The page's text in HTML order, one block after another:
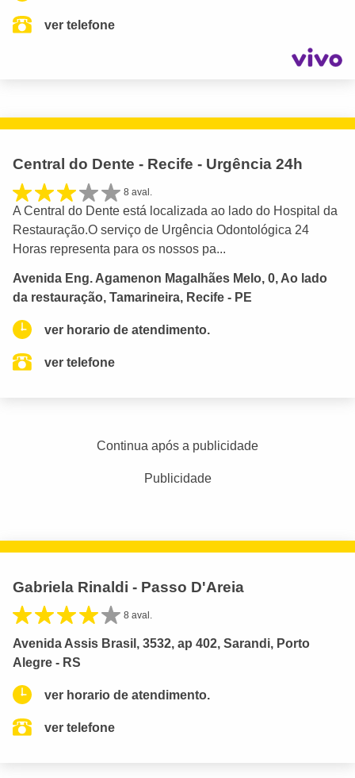
ver telefone
Central do Dente - Recife - Urgência 24h
8 aval.
A Central do Dente está localizada ao lado do Hospital da
Restauração.O serviço de Urgência Odontológica 24
Horas representa para os nossos pa...
Avenida Eng. Agamenon Magalhães Melo, 0, Ao lado
da restauração, Tamarineira, Recife - PE
ver horario de atendimento.
ver telefone
Continua após a publicidade
Publicidade
Gabriela Rinaldi - Passo D'Areia
8 aval.
Avenida Assis Brasil, 3532, ap 402, Sarandi, Porto
Alegre - RS
ver horario de atendimento.
ver telefone